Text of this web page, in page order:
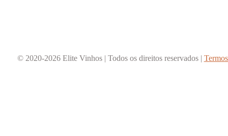
© 2020-2026 Elite Vinhos | Todos os direitos reservados |